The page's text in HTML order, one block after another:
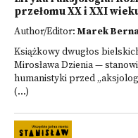
przełomu XX i XXI
Author/Editor:Marek
Książkowy dwugłos
Mirosława Dzienia —
humanistyki przed
(...)